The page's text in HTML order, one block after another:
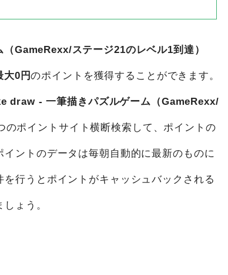
GameRexx/ステージ21のレベル1到達）
大0円のポイントを獲得することができます。
draw - 一筆描きパズルゲーム（GameRexx/
のポイントサイト横断検索して、ポイントの
ントのデータは毎朝自動的に最新のものに